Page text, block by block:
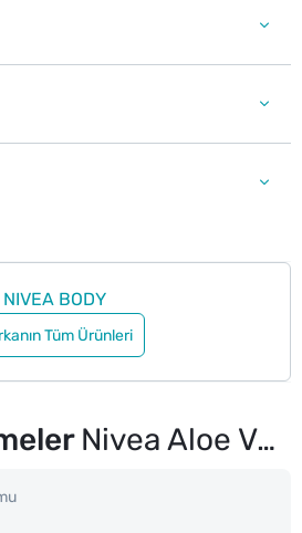
NIVEA BODY
Tüm Ürünleri
Nivea Aloe Vera Vücut Losyonu 400 ml Normal ve Kuru Ciltler 48 Saat Nemlendirme